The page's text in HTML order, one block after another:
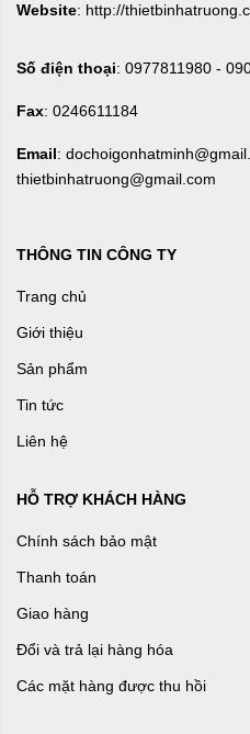
Website: http://
Số điện thoại: 0977811980 -
Fax: 0246611184
Email:
thietbinhatruong@gmail.com
THÔNG TIN CÔNG TY
Trang chủ
Giới thiệu
Sản phẩm
Tin tức
Liên hệ
HỖ TRỢ KHÁCH HÀNG
Chính sách bảo mật
Thanh toán
Giao hàng
Đổi và trả lại hàng hóa
Các mặt hàng được thu hồi